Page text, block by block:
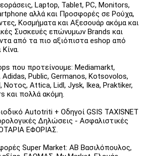
Laptop, Tablet, PC, Monitors,
αλλά και Προσφορές σε Ρούχα,
Κοσμήματα και Αξεσουάρ ακόμα και
Συσκευές επώνυμων Brands και
από τα πιο αξιόπιστα eshop από
που προτείνουμε: Mediamarkt,
Adidas, Public, Germanos, Kotsovolos,
Νοτος, Attica, Lidl, Jysk, Ikea, Praktiker,
και πολλά ακόμη.
Autotriti + Οδηγοί GSIS TAXISNET
Δηλώσεις - Ασφαλιστικές
ΕΦΟΡΙΑΣ.
Super Market: ΑΒ Βασιλόπουλος,